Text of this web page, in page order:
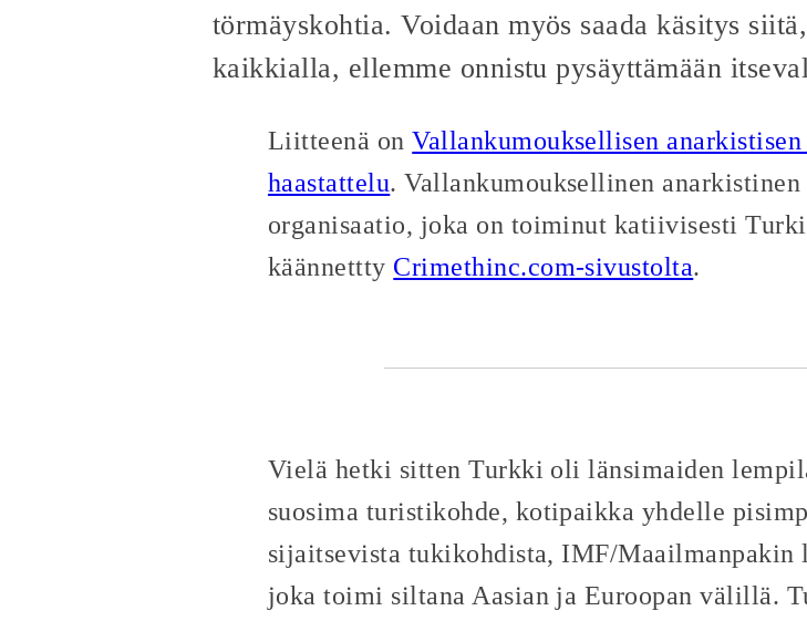
törmäyskohtia. Voidaan myös saada käsitys
kaikkialla, ellemme onnistu pysäyttämään
Liitteenä onVallankumouksellisen
haastattelu. Vallankumouksellinen
organisaatio, joka on toiminut katiivisesti
käännettty Crimethinc.com-sivustolta.
Vielä hetki sitten Turkki oli länsimaiden
suosima turistikohde, kotipaikka yhdelle
sijaitsevista tukikohdista, IMF/Maailmanpakin
joka toimi siltana Aasian ja Euroopan välillä.